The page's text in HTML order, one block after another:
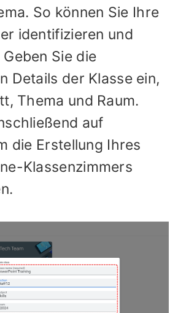
So können Sie Ihre
identifizieren und
Sie die
Details der Klasse ein,
Thema und Raum.
auf
die Erstellung Ihres
Klassenzimmers